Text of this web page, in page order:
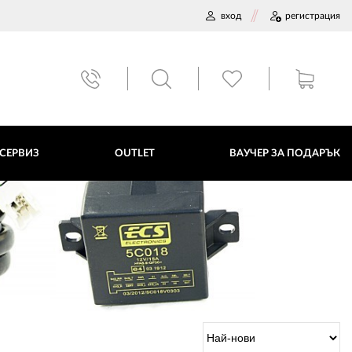
вход регистрация
OUTLET ВАУЧЕР ЗА ПОДАРЪК